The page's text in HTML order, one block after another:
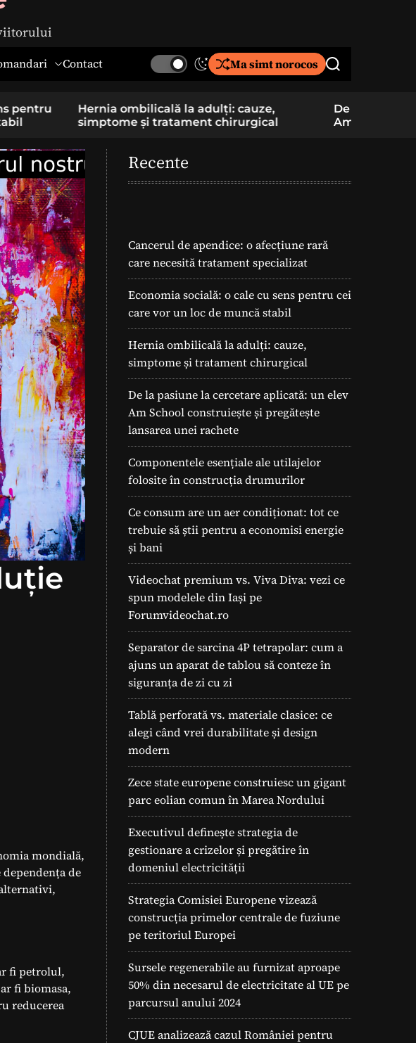
Contact
S
t
c
o
l
o
d
e
Ma simt norocos
S
r
c
cauze,
De la pasiune la cercetare aplicată: un elev
Am School construiește și pregătește
mondială,
de
fi petrolul,
fi biomasa,
reducerea
Recente
Cancerul de apendice: o afecțiune rară
care necesită tratament specializat
Economia socială: o cale cu sens pentru cei
care vor un loc de muncă stabil
Hernia ombilicală la adulți: cauze,
simptome și tratament chirurgical
De la pasiune la cercetare aplicată: un elev
Am School construiește și pregătește
lansarea unei rachete
Componentele esențiale ale utilajelor
folosite în construcția drumurilor
Ce consum are un aer condiționat: tot ce
trebuie să știi pentru a economisi energie
și bani
Videochat premium vs. Viva Diva: vezi ce
spun modelele din Iași pe
Forumvideochat.ro
Separator de sarcina 4P tetrapolar: cum a
ajuns un aparat de tablou să conteze în
siguranța de zi cu zi
Tablă perforată vs. materiale clasice: ce
alegi când vrei durabilitate și design
modern
Zece state europene construiesc un gigant
parc eolian comun în Marea Nordului
Executivul definește strategia de
gestionare a crizelor și pregătire în
domeniul electricității
Strategia Comisiei Europene vizează
construcția primelor centrale de fuziune
pe teritoriul Europei
Sursele regenerabile au furnizat aproape
50% din necesarul de electricitate al UE pe
parcursul anului 2024
CJUE analizează cazul României pentru